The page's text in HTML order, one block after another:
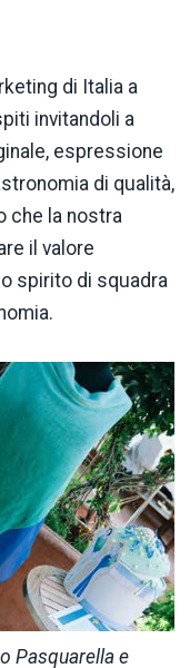
di Italia a
invitandoli a
espressione
di qualità,
che la nostra
il valore
spirito di squadra
Pasquarella e